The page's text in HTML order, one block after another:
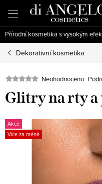
obsah
Přírodní kosmetika s vysokým
Dekorativní kosmetika
Neohodnoceno
Glitry na rty a
Akce
Více za méně